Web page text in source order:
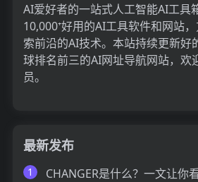
AI爱好者的一站式人工智能AI工具
10,000⁺好用的AI工具软件和网站
索前沿的AI技术。本站持续更新好
球排名前三的AI网址导航网站，欢
员。
最新发布
1